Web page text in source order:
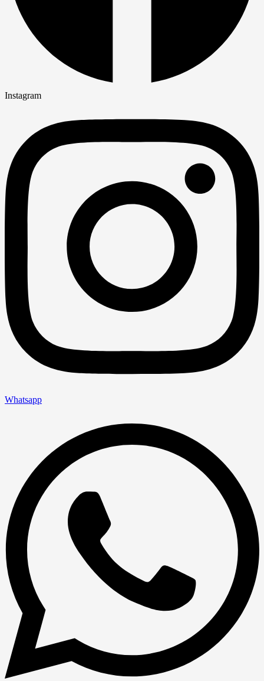
Instagram
Whatsapp